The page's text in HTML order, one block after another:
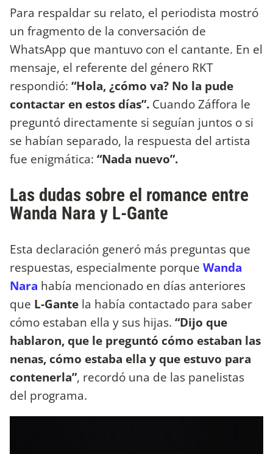
Para respaldar su relato, el periodista mostró
un fragmento de la conversación de
WhatsApp que mantuvo con el cantante. En el
mensaje, el referente del género RKT
respondió: “Hola, ¿cómo va? No la pude
contactar en estos días”. Cuando Záffora le
preguntó directamente si seguían juntos o si
se habían separado, la respuesta del artista
fue enigmática: “Nada nuevo”.
Las dudas sobre el romance entre
Wanda Nara y L-Gante
Esta declaración generó más preguntas que
respuestas, especialmente porque Wanda
Nara había mencionado en días anteriores
que L-Gante la había contactado para saber
cómo estaban ella y sus hijas. “Dijo que
hablaron, que le preguntó cómo estaban las
nenas, cómo estaba ella y que estuvo para
contenerla”, recordó una de las panelistas
del programa.